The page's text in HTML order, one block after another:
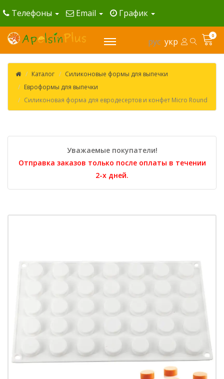
Телефоны Email График
рус укр
0
Каталог
Силиконовые формы для выпечки
Евроформы для выпечки
Силиконовая форма для евродесертов и конфет Micro Round
Уважаемые покупатели!
Отправка заказов только после оплаты в течении
2-х дней.